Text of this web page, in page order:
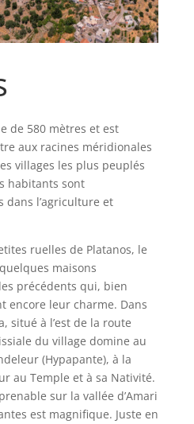
de 580 mètres et est
aux racines méridionales
villages les plus peuplés
habitants sont
dans l’agriculture et
ruelles de Platanos, le
maisons
précédents qui, bien
encore leur charme. Dans
situé à l’est de la route
du village domine au
(Hypapante), à la
au Temple et à sa Nativité.
sur la vallée d’Amari
est magnifique. Juste en